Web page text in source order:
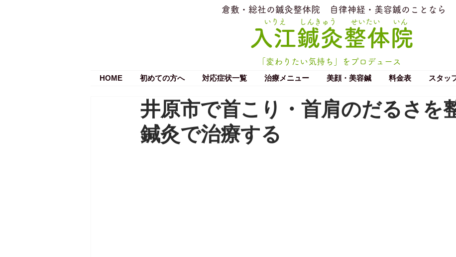
いりえ
​倉敷・総社の鍼灸整体院 ​自律神経・美容鍼のことなら
​入江鍼灸整体院
せいたい
しんきゅう いん
「変わりたい気持ち」をプロデュース
HOME
初めての方へ 対応症状一覧 治療メニュー 美顔・美容鍼 料金表 スタッ
井原市で首こり・首肩のだるさを
鍼灸で治療する